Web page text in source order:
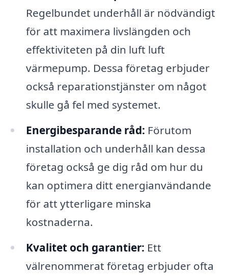
Regelbundet underhåll är nödvändigt
för att maximera livslängden och
effektiviteten på din luft luft
värmepump. Dessa företag erbjuder
också reparationstjänster om något
skulle gå fel med systemet.
Energibesparande råd: Förutom
installation och underhåll kan dessa
företag också ge dig råd om hur du
kan optimera ditt energianvändande
för att ytterligare minska
kostnaderna.
Kvalitet och garantier: Ett
välrenommerat företag erbjuder ofta